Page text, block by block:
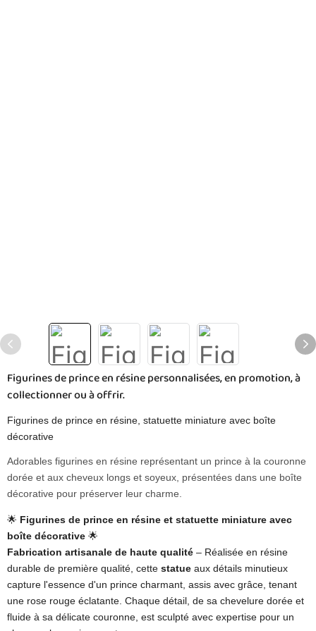
Figurines de prince en résine personnalisées, en promotion, à
collectionner ou à offrir.
Figurines de prince en résine, statuette miniature avec boîte
décorative
Adorables figurines en résine représentant un prince à la couronne
dorée et aux cheveux longs et soyeux, présentées dans une boîte
décorative pour préserver leur charme.
🌟 ​ Figurines de prince en résine et statuette miniature avec
boîte décorative ​ 🌟
Fabrication artisanale de haute qualité – Réalisée en résine
durable de première qualité, cette statue aux détails minutieux
capture l'essence d'un prince charmant, assis avec grâce, tenant
une rose rouge éclatante. Chaque détail, de sa chevelure dorée et
fluide à sa délicate couronne, est sculpté avec expertise pour un